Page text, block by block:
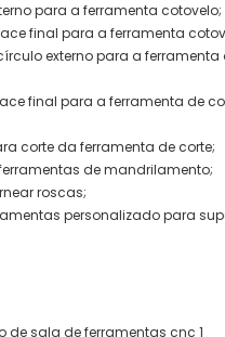
para a ferramenta cotovelo;
final para a ferramenta
externo para a ferramenta
final para a ferramenta de
corte da ferramenta de corte;
de mandrilamento;
roscas;
personalizado para